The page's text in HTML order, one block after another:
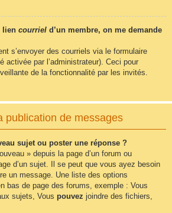
lien courriel d’un membre, on me demande
s’envoyer des courriels via le formulaire
activée par l’administrateur). Ceci pour
de la fonctionnalité par les invités.
publication de messages
sujet ou poster une réponse ?
» depuis la page d’un forum ou
d’un sujet. Il se peut que vous ayez besoin
un message. Une liste des options
bas de page des forums, exemple : Vous
sujets, Vous pouvez joindre des fichiers,